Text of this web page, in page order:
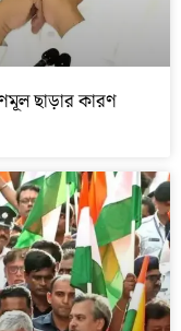
ছাড়ার কারণ